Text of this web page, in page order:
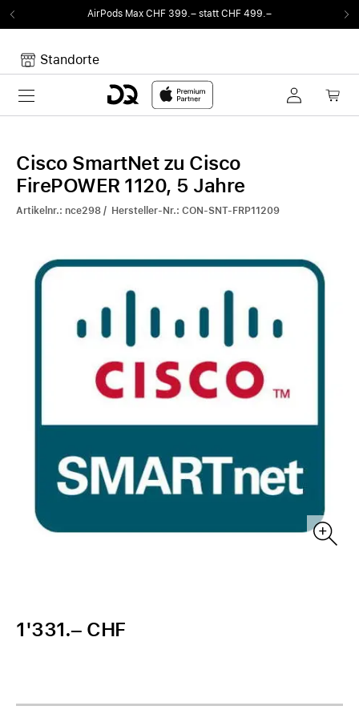
AirPods Max CHF 399.– statt CHF 499.–
Standorte
Toggle navigation
Cisco SmartNet zu Cisco
FirePOWER 1120, 5 Jahre
Artikelnr.: nce298 / Hersteller-Nr.: CON-SNT-FRP11209
1'331.– CHF